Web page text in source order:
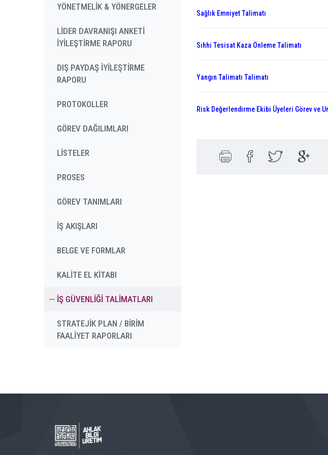
YÖNETMELİK & YÖNERGELER
LİDER DAVRANIŞI ANKETİ
İYİLEŞTİRME RAPORU
DIŞ PAYDAŞ İYİLEŞTİRME
RAPORU
PROTOKOLLER
GÖREV DAĞILIMLARI
LİSTELER
PROSES
GÖREV TANIMLARI
İŞ AKIŞLARI
BELGE VE FORMLAR
KALİTE EL KİTABI
İŞ GÜVENLİĞİ TALİMATLARI
STRATEJİK PLAN / BİRİM
FAALİYET RAPORLARI
Sağlık Emniyet Talimatı
Sıhhi Tesisat Kaza Önleme Talimatı
Yangın Talimatı Talimatı
Risk Değerlendirme Ekibi Üyeleri Görev ve